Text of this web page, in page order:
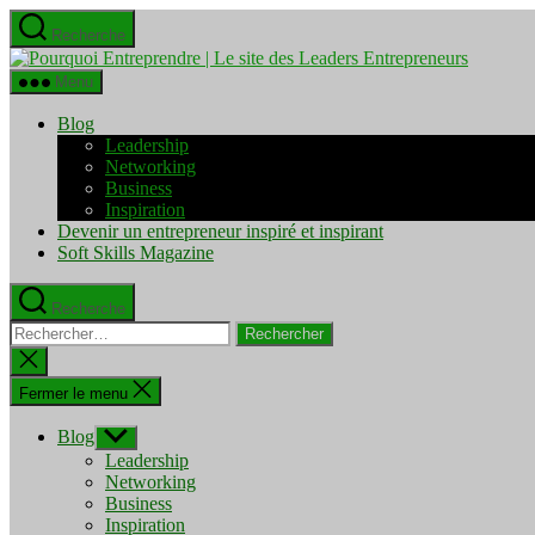
Aller
au
contenu
Recherche
Pourquoi
Menu
Blog
Leadership
Networking
Business
Inspiration
Devenir un entrepreneur inspiré et inspirant
Soft Skills Magazine
Recherche
Rechercher :
Fermer
la
recherche
Fermer le menu
Blog Afficher
le
sous-
menu
Leadership
Networking
Business
Inspiration